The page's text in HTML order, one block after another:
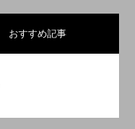
おすすめ記事